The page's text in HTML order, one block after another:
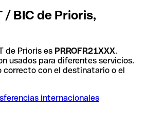
/ BIC de Prioris,
de Prioris es PRROFR21XXX.
usados para diferentes servicios.
correcto con el destinatario o el
internacionales